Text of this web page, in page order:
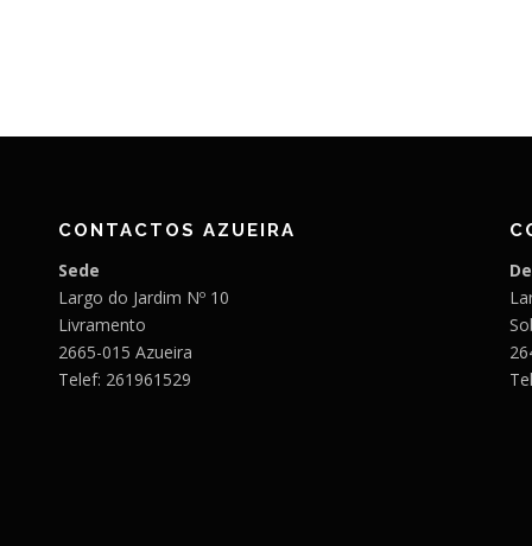
CONTACTOS AZUEIRA
Sede
Largo do Jardim Nº 10
Livramento
2665-015 Azueira
Telef: 261961529